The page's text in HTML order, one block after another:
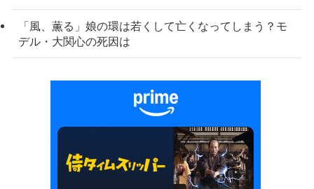
「風、薫る」娘の環は若くして亡くなってしまう？モ
デル・大関心の死因は